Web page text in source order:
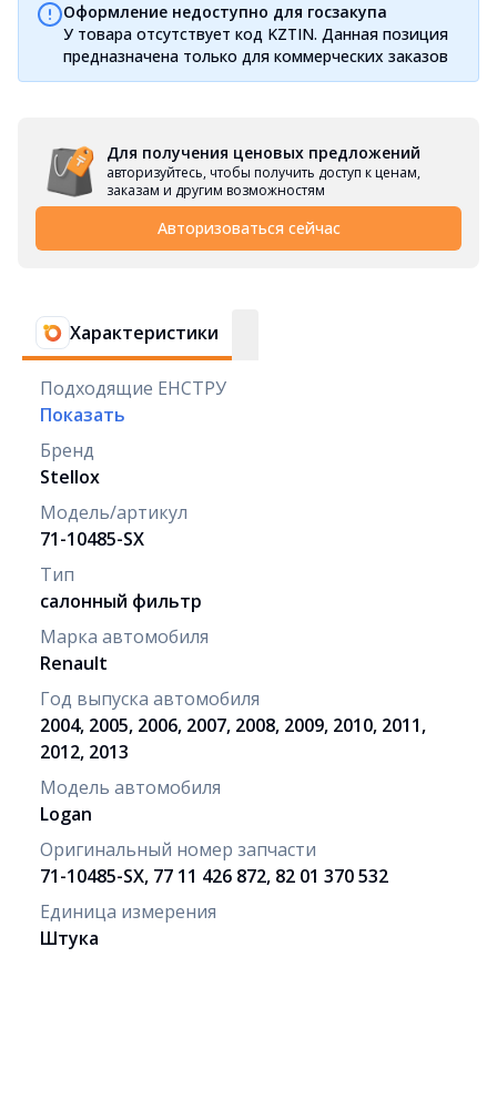
Оформление недоступно для госзакупа
У товара отсутствует код KZTIN. Данная позиция
предназначена только для коммерческих заказов
Для получения ценовых предложений
авторизуйтесь, чтобы получить доступ к ценам,
заказам и другим возможностям
Авторизоваться сейчас
Характеристики
Подходящие ЕНСТРУ
Показать
Бренд
Stellox
Модель/артикул
71-10485-SX
Тип
салонный фильтр
Марка автомобиля
Renault
Год выпуска автомобиля
2004, 2005, 2006, 2007, 2008, 2009, 2010, 2011,
2012, 2013
Модель автомобиля
Logan
Оригинальный номер запчасти
71-10485-SX, 77 11 426 872, 82 01 370 532
Единица измерения
Штука